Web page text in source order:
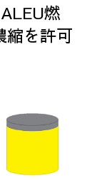
燃
縮を許可